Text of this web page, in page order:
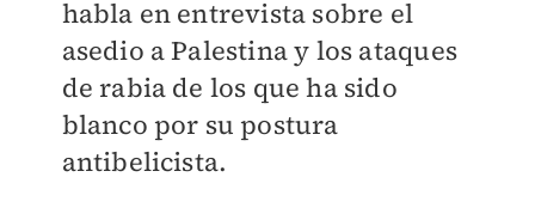
habla en entrevista sobre el
asedio a Palestina y los ataques
de rabia de los que ha sido
blanco por su postura
antibelicista.